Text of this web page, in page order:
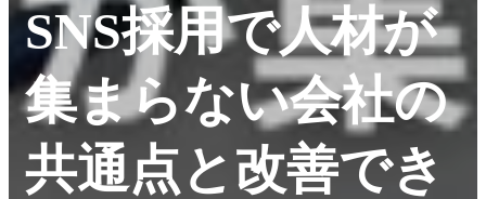
SNS採用で人材が
集まらない会社の
共通点と改善でき